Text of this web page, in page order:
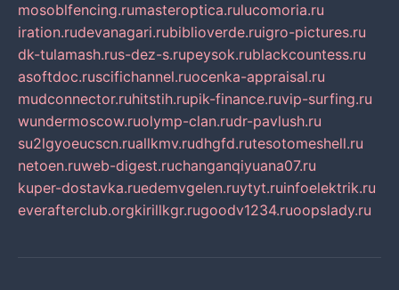
mosoblfencing.rumasteroptica.rulucomoria.ru
iration.rudevanagari.rubiblioverde.ruigro-pictures.ru
dk-tulamash.rus-dez-s.rupeysok.rublackcountess.ru
asoftdoc.ruscifichannel.ruocenka-appraisal.ru
mudconnector.ruhitstih.rupik-finance.ruvip-surfing.ru
wundermoscow.ruolymp-clan.rudr-pavlush.ru
su2lgyoeucscn.ruallkmv.rudhgfd.rutesotomeshell.ru
netoen.ruweb-digest.ruchanganqiyuana07.ru
kuper-dostavka.ruedemvgelen.ruytyt.ruinfoelektrik.ru
everafterclub.orgkirillkgr.rugoodv1234.ruoopslady.ru